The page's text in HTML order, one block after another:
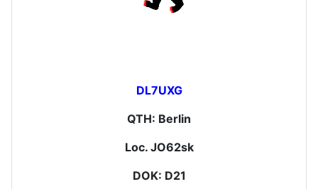
DL7UXG
QTH: Berlin
Loc. JO62sk
DOK: D21